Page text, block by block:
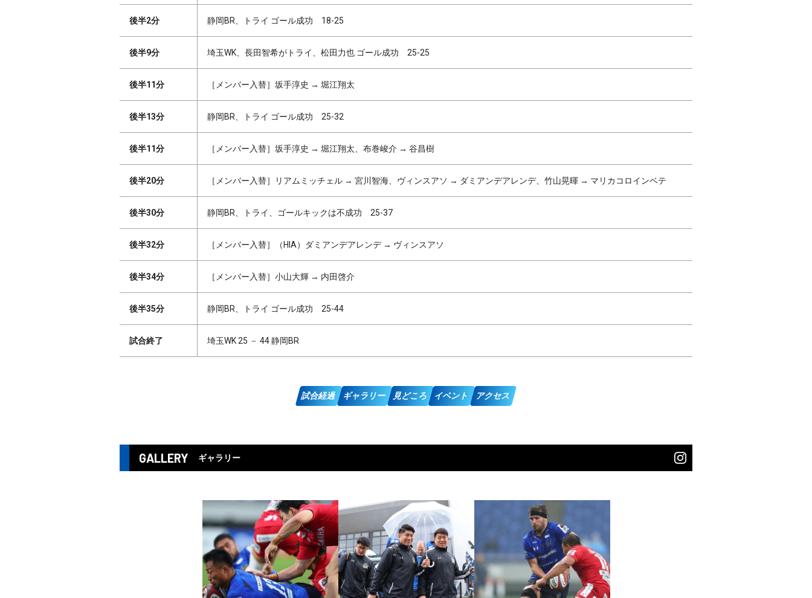
後半2分 静岡BR、トライ ゴール成功 18-25
後半9分 埼玉WK、長田智希がトライ、松田力也 ゴール成功 25-25
後半11分 ［メンバー入替］坂手淳史 → 堀江翔太
後半13分 静岡BR、トライ ゴール成功 25-32
後半11分 ［メンバー入替］坂手淳史 → 堀江翔太、布巻峻介 → 谷昌樹
後半20分 ［メンバー入替］リアムミッチェル → 宮川智海、ヴィンスアソ → ダミアンデアレンデ、竹山晃暉 → マリカコロインベテ
後半30分 静岡BR、トライ、ゴールキックは不成功 25-37
後半32分 ［メンバー入替］（HIA）ダミアンデアレンデ → ヴィンスアソ
後半34分 ［メンバー入替］小山大輝 → 内田啓介
後半35分 静岡BR、トライ ゴール成功 25-44
試合終了 埼玉WK 25 － 44 静岡BR
試合経過 ギャラリー 見どころ イベント アクセス
GALLERY ギャラリー